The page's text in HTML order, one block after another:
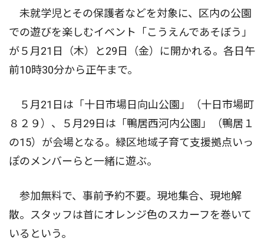
未就学児とその保護者などを対象に、区内の公園
での遊びを楽しむイベント「こうえんであそぼう」
が５月21日（木）と29日（金）に開かれる。各日午
前10時30分から正午まで。
５月21日は「十日市場日向山公園」（十日市場町
８２９）、５月29日は「鴨居西河内公園」（鴨居１
の15）が会場となる。緑区地域子育て支援拠点いっ
ぽのメンバーらと一緒に遊ぶ。
参加無料で、事前予約不要。現地集合、現地解
散。スタッフは首にオレンジ色のスカーフを巻いて
いるという。